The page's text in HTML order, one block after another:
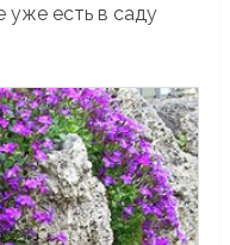
есть в саду